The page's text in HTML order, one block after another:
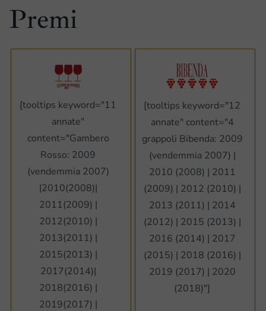
Premi
[tooltips keyword="11
annate"
content="Gambero
Rosso: 2009
(vendemmia 2007)
|2010(2008)|
2011(2009) |
2012(2010) |
2013(2011) |
2015(2013) |
2017(2014)|
2018(2016) |
2019(2017) |
[tooltips keyword="12
annate" content="4
grappoli Bibenda: 2009
(vendemmia 2007) |
2010 (2008) | 2011
(2009) | 2012 (2010) |
2013 (2011) | 2014
(2012) | 2015 (2013) |
2016 (2014) | 2017
(2015) | 2018 (2016) |
2019 (2017) | 2020
(2018)"]